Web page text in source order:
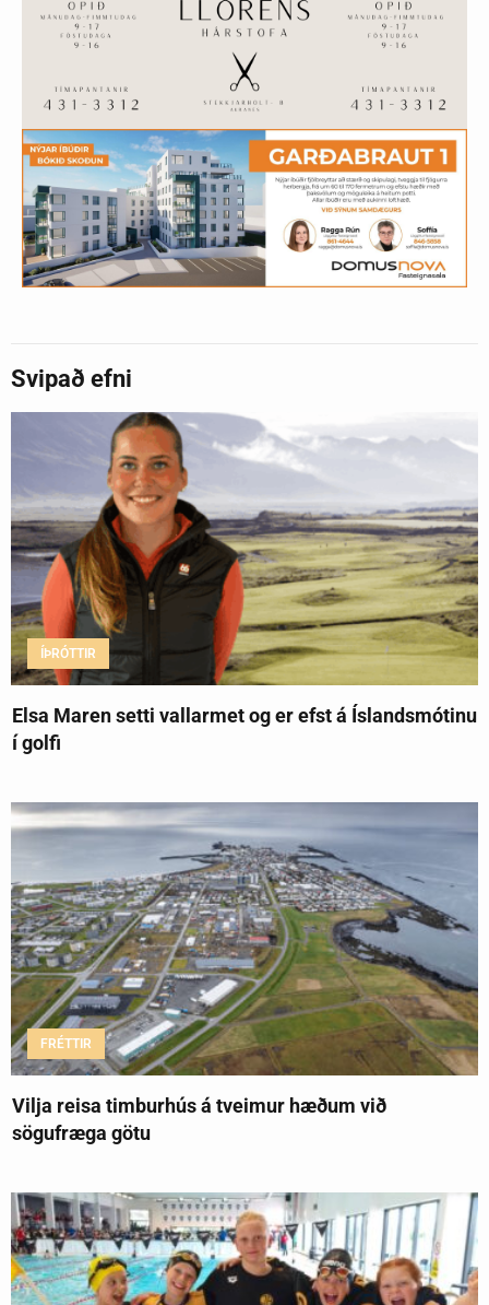
Svipað efni
ÍÞRÓTTIR
Elsa Maren setti vallarmet og er efst á Íslandsmótinu
í golfi
FRÉTTIR
Vilja reisa timburhús á tveimur hæðum við
sögufræga götu